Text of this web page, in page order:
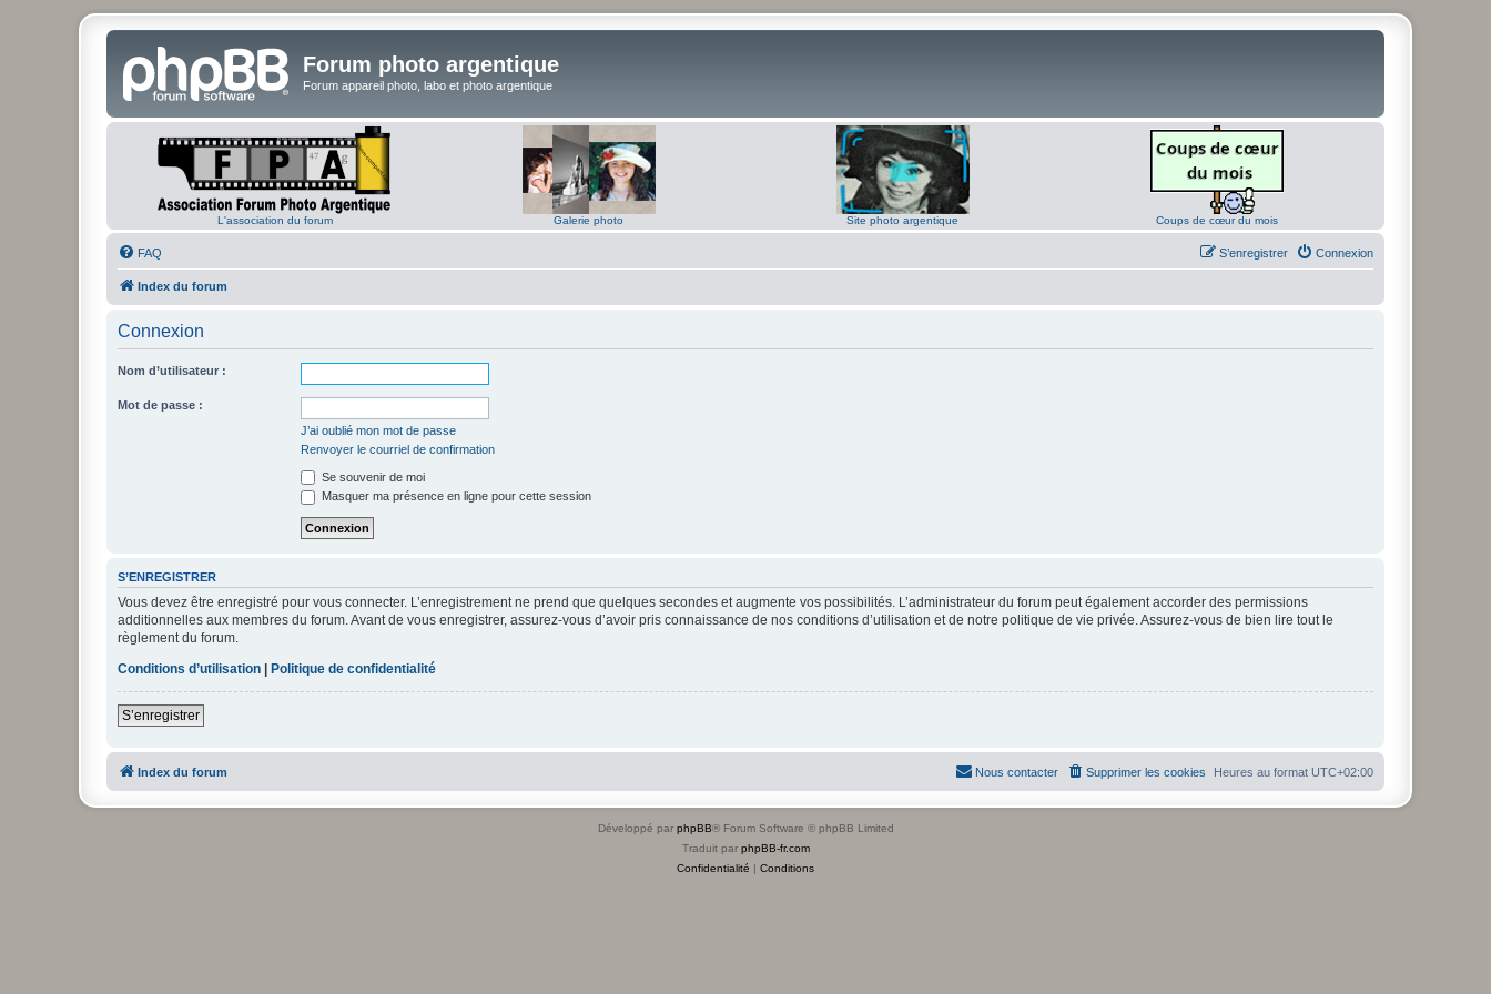
Forum photo argentique
Forum appareil photo, labo et photo argentique
L'association du forum Galerie photo Site photo argentique Coups de cœur du mois
FAQ Connexion
S’enregistrer
Index du forum
Connexion
Nom d’utilisateur :
Mot de passe :
J’ai oublié mon mot de passe
Renvoyer le courriel de confirmation
Se souvenir de moi
Masquer ma présence en ligne pour cette session
S’ENREGISTRER
Vous devez être enregistré pour vous connecter. L’enregistrement ne prend que quelques secondes et augmente vos possibilités. L’administrateur du forum peut également accorder des permissions
additionnelles aux membres du forum. Avant de vous enregistrer, assurez-vous d’avoir pris connaissance de nos conditions d’utilisation et de notre politique de vie privée. Assurez-vous de bien lire tout le
règlement du forum.
Conditions d’utilisation
Politique de confidentialité
S’enregistrer
Index du forum Heures au format UTC+02:00
Supprimer les cookies
Nous contacter
Développé par phpBB® Forum Software © phpBB Limited
Traduit par phpBB-fr.com
Confidentialité | Conditions